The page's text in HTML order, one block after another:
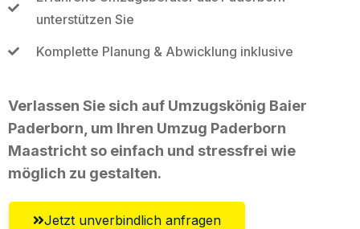
unterstützen Sie
Komplette Planung & Abwicklung inklusive
Verlassen Sie sich auf Umzugskönig Baier
Paderborn, um Ihren Umzug Paderborn
Maastricht so einfach und stressfrei wie
möglich zu gestalten.
Jetzt unverbindlich anfragen